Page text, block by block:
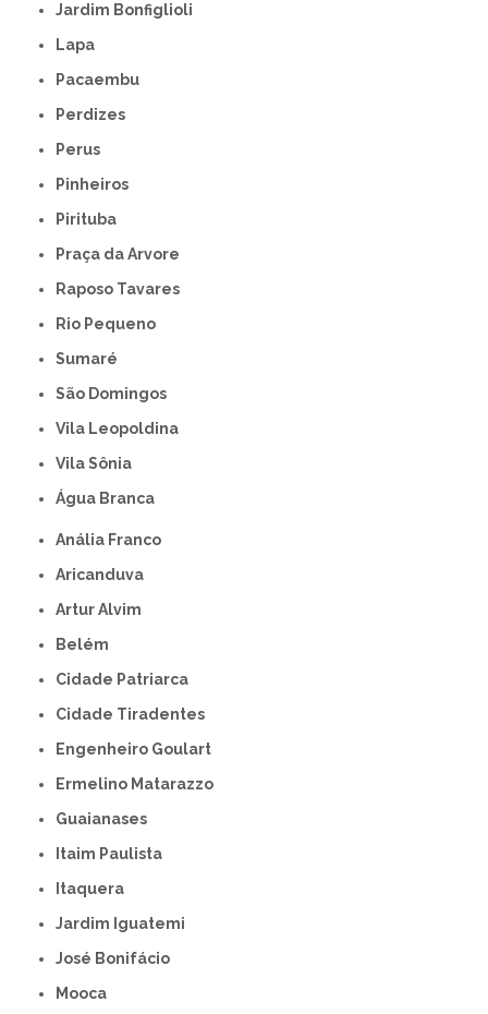
Jardim Bonfiglioli
Lapa
Pacaembu
Perdizes
Perus
Pinheiros
Pirituba
Praça da Arvore
Raposo Tavares
Rio Pequeno
Sumaré
São Domingos
Vila Leopoldina
Vila Sônia
Água Branca
Anália Franco
Aricanduva
Artur Alvim
Belém
Cidade Patriarca
Cidade Tiradentes
Engenheiro Goulart
Ermelino Matarazzo
Guaianases
Itaim Paulista
Itaquera
Jardim Iguatemi
José Bonifácio
Mooca